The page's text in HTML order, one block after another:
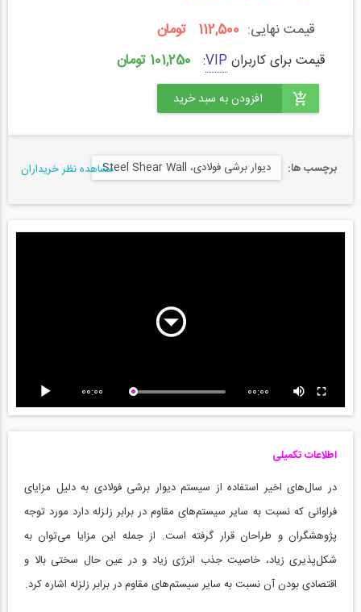
قیمت نهایی: 112,500 تومان
قیمت برای کاربران VIP
: 101,250 تومان
برچسب ها: دیوار برشی فولادی، Steel Shear Wall مشاهده نظر خریداران
00:00 00:00
اطلاعات تکمیلی
در سال‌های اخیر استفاده از سیستم دیوار برشی فولادی به دلیل مزایای
فراوانی که نسبت به سایر سیستم‌های مقاوم در برابر زلزله دارد مورد توجه
پژوهشگران و طراحان قرار گرفته است. از جمله این مزایا می‌توان به
شکل‌پذیری زیاد، خاصیت جذب انرژی زیاد و در عین حال سختی بالا و
اقتصادی بودن آن نسبت به سایر سیستم‌های مقاوم در برابر زلزله اشاره کرد.